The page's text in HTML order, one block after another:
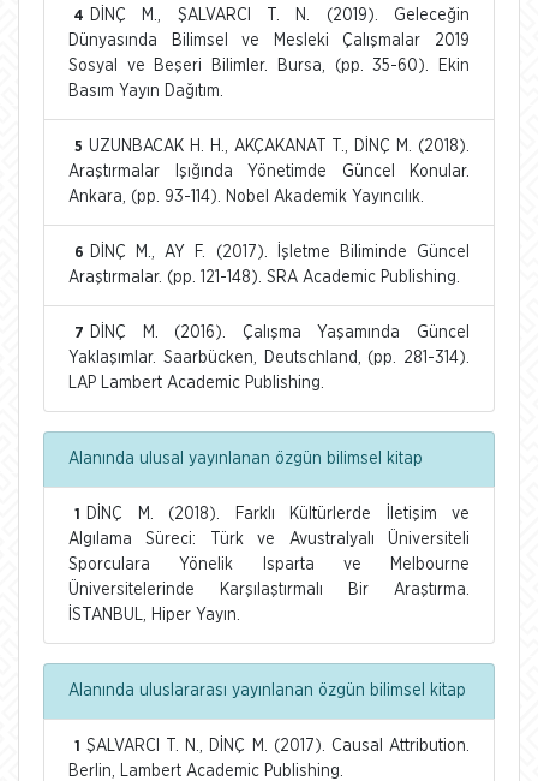
4
DİNÇ M., ŞALVARCI T. N. (2019). Geleceğin
Dünyasında Bilimsel ve Mesleki Çalışmalar 2019
Sosyal ve Beşeri Bilimler. Bursa, (pp. 35-60). Ekin
Basım Yayın Dağıtım.
5 UZUNBACAK H. H., AKÇAKANAT T., DİNÇ M. (2018).
Araştırmalar Işığında Yönetimde Güncel Konular.
Ankara, (pp. 93-114). Nobel Akademik Yayıncılık.
6
DİNÇ M., AY F. (2017). İşletme Biliminde Güncel
Araştırmalar. (pp. 121-148). SRA Academic Publishing.
7
DİNÇ M. (2016). Çalışma Yaşamında Güncel
Yaklaşımlar. Saarbücken, Deutschland, (pp. 281-314).
LAP Lambert Academic Publishing.
Alanında ulusal yayınlanan özgün bilimsel kitap
1
DİNÇ M. (2018). Farklı Kültürlerde İletişim ve
Algılama Süreci: Türk ve Avustralyalı Üniversiteli
Sporculara Yönelik Isparta ve Melbourne
Üniversitelerinde Karşılaştırmalı Bir Araştırma.
İSTANBUL, Hiper Yayın.
Alanında uluslararası yayınlanan özgün bilimsel kitap
1
ŞALVARCI T. N., DİNÇ M. (2017). Causal Attribution.
Berlin, Lambert Academic Publishing.